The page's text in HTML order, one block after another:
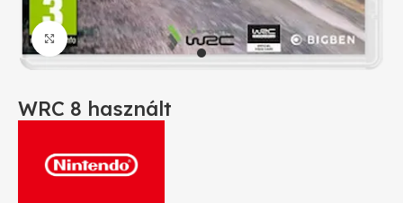
Click to enlarge
WRC 8 használt